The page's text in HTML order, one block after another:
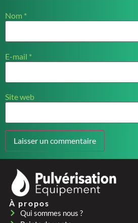
Nom *
E-mail *
Site web
À propos
Qui sommes nous ?